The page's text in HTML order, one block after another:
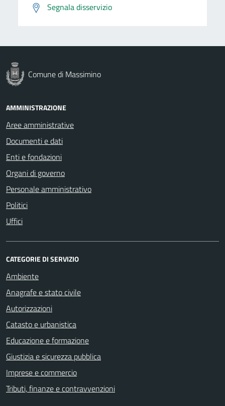
Segnala disservizio
Comune di Massimino
AMMINISTRAZIONE
Aree amministrative
Documenti e dati
Enti e fondazioni
Organi di governo
Personale amministrativo
Politici
Uffici
CATEGORIE DI SERVIZIO
Ambiente
Anagrafe e stato civile
Autorizzazioni
Catasto e urbanistica
Educazione e formazione
Giustizia e sicurezza pubblica
Imprese e commercio
Tributi, finanze e contravvenzioni